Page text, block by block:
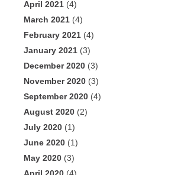
April 2021 (4)
March 2021 (4)
February 2021 (4)
January 2021 (3)
December 2020 (3)
November 2020 (3)
September 2020 (4)
August 2020 (2)
July 2020 (1)
June 2020 (1)
May 2020 (3)